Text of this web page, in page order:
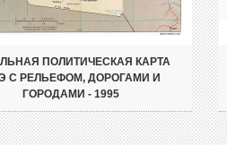
ПОЛИТИЧЕСКАЯ КАРТА
С РЕЛЬЕФОМ, ДОРОГАМИ И
ГОРОДАМИ - 1995